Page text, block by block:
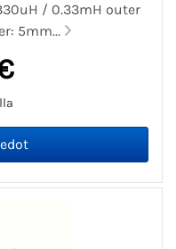
/ 0.33mH outer
5mm...